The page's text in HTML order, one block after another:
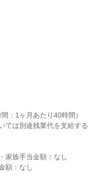
：1ヶ月あたり40時間）
ては別途残業代を支給する
家族手当金額：なし
額：なし